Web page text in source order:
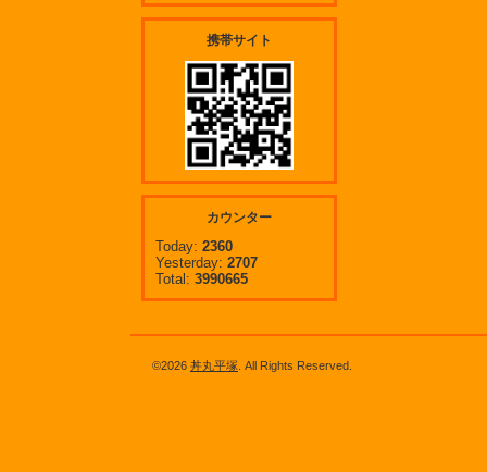
携帯サイト
カウンター
Today: 2360
Yesterday: 2707
Total: 3990665
©2026 丼丸平塚 . All Rights Reserved.